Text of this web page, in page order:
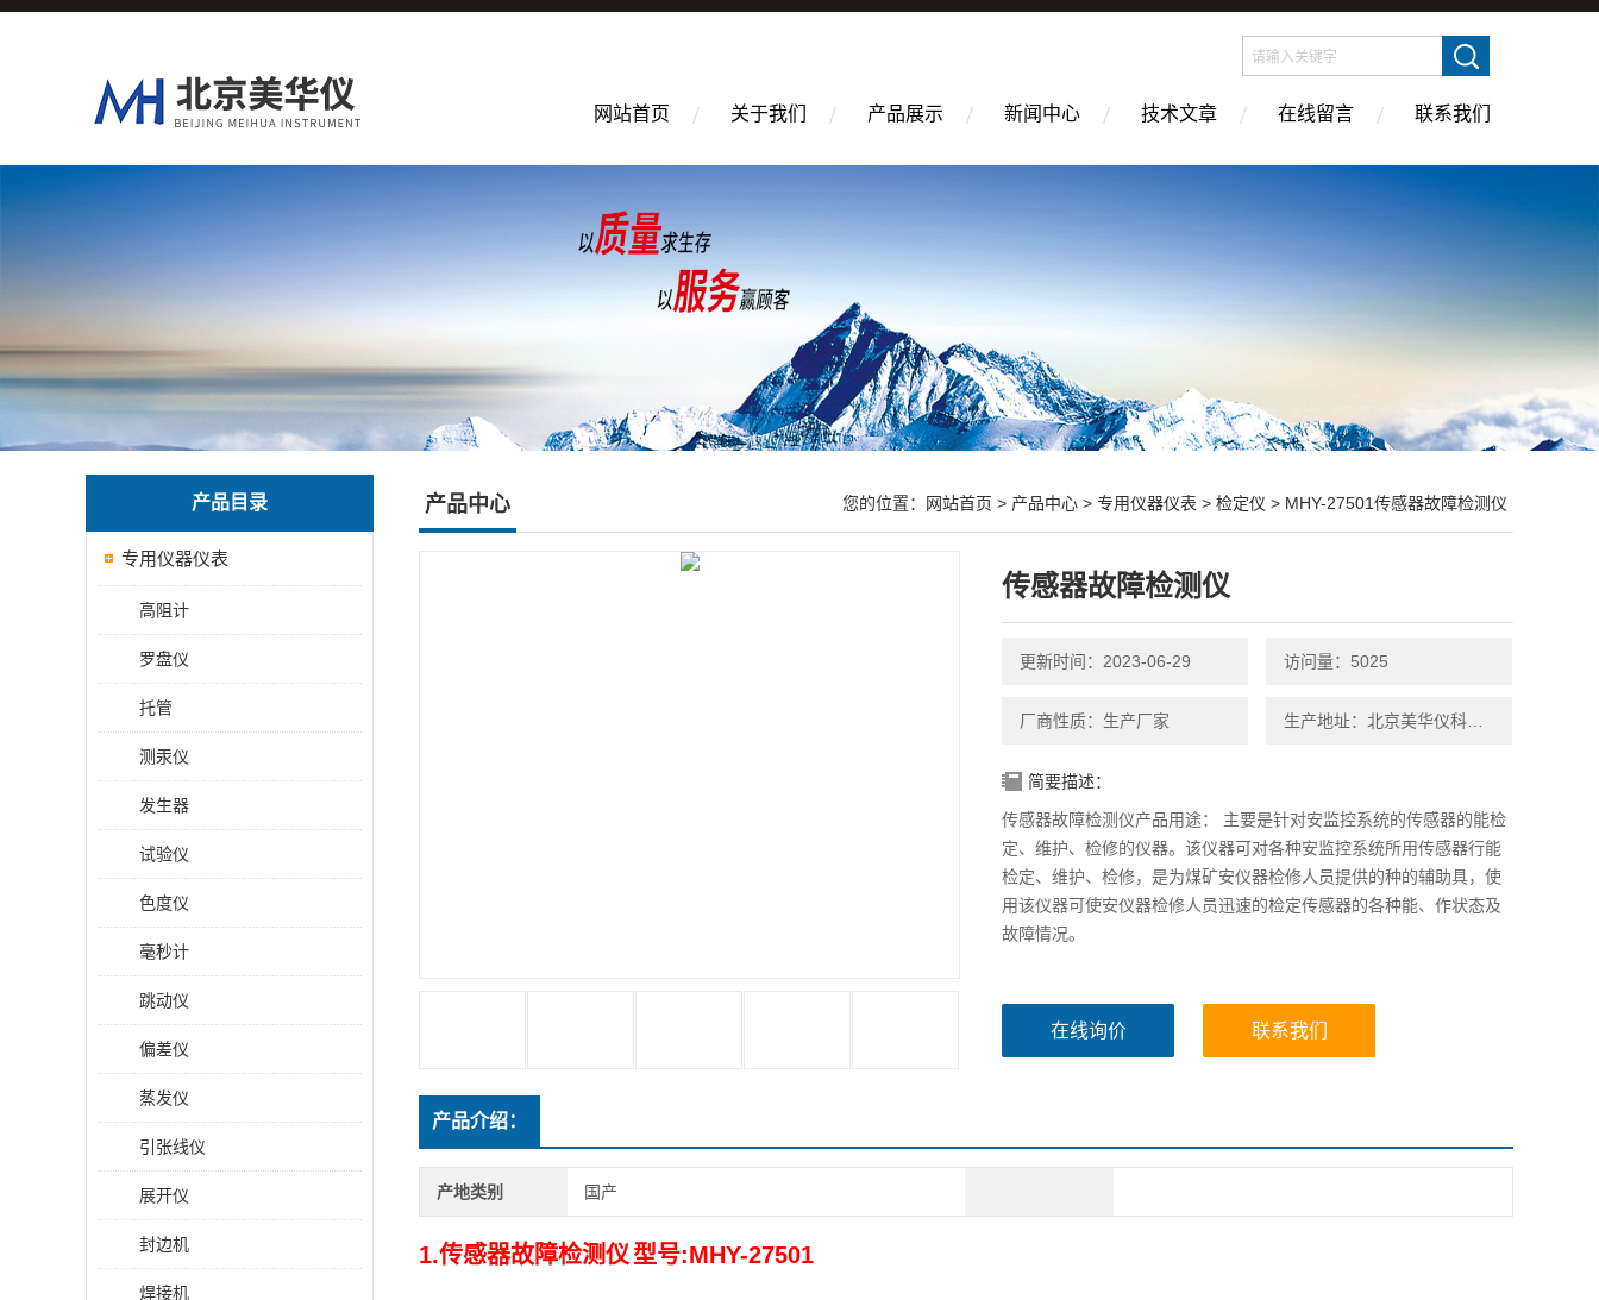
网站首页 关于我们 产品展示 新闻中心 技术文章 在线留言 联系我们
产品目录
专用仪器仪表
高阻计
罗盘仪
托管
测汞仪
发生器
试验仪
色度仪
毫秒计
跳动仪
偏差仪
蒸发仪
引张线仪
展开仪
封边机
焊接机
产品中心 您的位置： 网站首页 > 产品中心 > 专用仪器仪表 > 检定仪 > MHY-27501传感器故障检测仪
传感器故障检测仪
更新时间：2023-06-29 访问量：5025
厂商性质：生产厂家
简要描述：
传感器故障检测仪产品用途： 主要是针对安监控系统的传感器的能检
定、维护、检修的仪器。该仪器可对各种安监控系统所用传感器行能
检定、维护、检修，是为煤矿安仪器检修人员提供的种的辅助具，使
用该仪器可使安仪器检修人员迅速的检定传感器的各种能、作状态及
故障情况。
在线询价 联系我们
产品介绍：
产地类别 国产
1.传感器故障检测仪 型号:MHY-27501